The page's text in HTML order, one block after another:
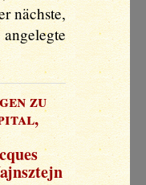
nächste,
zu